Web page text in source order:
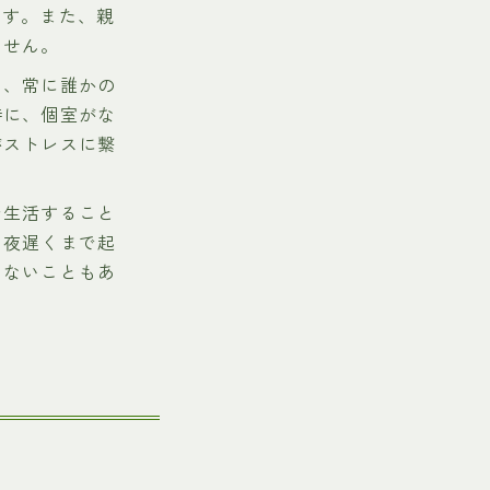
。また、親
ん。
常に誰かの
、個室がな
トレスに繋
活すること
遅くまで起
いこともあ